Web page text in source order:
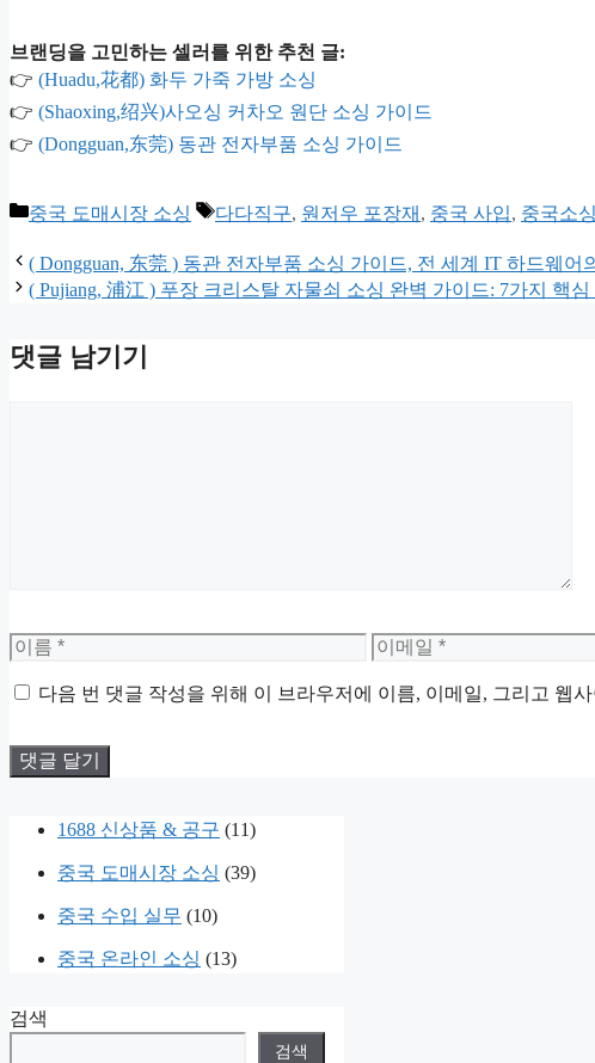
브랜딩을 고민하는 셀러를 위한 추천 글:
👉 (Huadu,花都) 화두 가죽 가방 소싱
👉 (Shaoxing,绍兴)사오싱 커차오 원단 소싱 가이드
👉 (Dongguan,东莞) 동관 전자부품 소싱 가이드
카
고
리
중국 도매시장 소싱
태
다다직구, 원저우 포장재 , 중국 사입, 중국소싱
( Dongguan, 东莞 ) 동관 전자부품 소싱 가이드, 전 세계 IT 하드웨어
( Pujiang, 浦江 ) 푸장 크리스탈 자물쇠 소싱 완벽 가이드: 7가지 핵심
댓글 남기기
이
름
이
메
일
다음 번 댓글 작성을 위해 이 브라우저에 이름, 이메일, 그리고 웹
1688 신상품 & 공구 (11)
중국 도매시장 소싱 (39)
중국 수입 실무 (10)
중국 온라인 소싱 (13)
검색
검색